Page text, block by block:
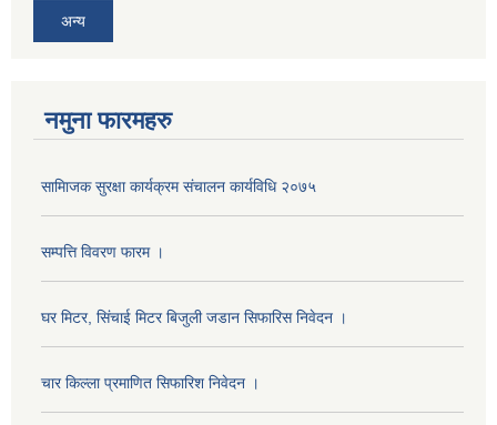
अन्य
नमुना फारमहरु
सामािजक सुरक्षा कार्यक्रम संचालन कार्यविधि २०७५
सम्पत्ति विवरण फारम ।
घर मिटर, सिंचाई मिटर बिजुली जडान सिफारिस निवेदन ।
चार किल्ला प्रमाणित सिफारिश निवेदन ।